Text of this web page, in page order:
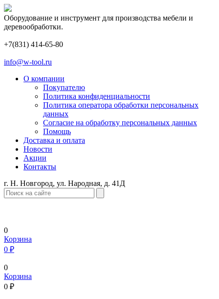
Оборудование и инструмент для производства мебели и
деревообработки.
+7(831) 414-65-80
info@w-tool.ru
О компании
Покупателю
Политика конфиденциальности
Политика оператора обработки персональных
данных
Согласие на обработку персональных данных
Помощь
Доставка и оплата
Новости
Акции
Контакты
г. Н. Новгород, ул. Народная, д. 41Д
0
Корзина
0 ₽
0
Корзина
0 ₽